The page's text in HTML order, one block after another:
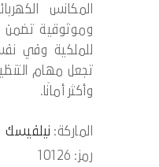
المكانس
وموثوقية تضمن
للملكية وفي
تجعل مهام
وأكثر أمانًا.
الماركة: نيلفيسك
رمز: 10126